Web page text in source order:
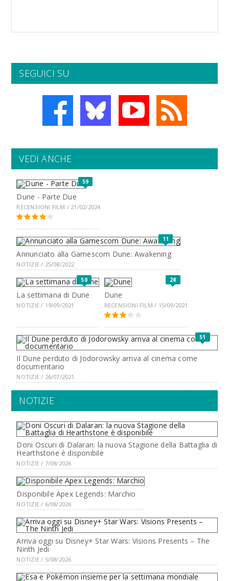
SEGUICI SU
VEDI ANCHE
59
Dune - Parte Due
RECENSIONI FILM / 21/02/2024
11
Annunciato alla Gamescom Dune: Awakening
NOTIZIE / 25/08/2022
50
La settimana di Dune
NOTIZIE / 19/09/2021
28
Dune
RECENSIONI FILM / 15/09/2021
51
Il Dune perduto di Jodorowsky arriva al cinema come
documentario
NOTIZIE / 26/07/2021
NOTIZIE
Doni Oscuri di Dalaran: la nuova Stagione della Battaglia di
Hearthstone è disponibile
NOTIZIE / 7/08/2026
Disponibile Apex Legends: Marchio
NOTIZIE / 6/08/2026
Arriva oggi su Disney+ Star Wars: Visions Presents – The
Ninth Jedi
NOTIZIE / 5/08/2026